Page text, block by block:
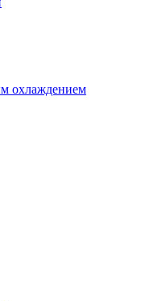
охлаждением